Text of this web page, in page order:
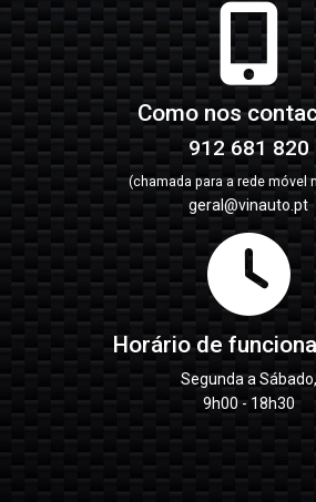
Como nos
912 681 820
(chamada para a rede móvel
geral@vinauto.pt
Horário de
Segunda a Sábado,
9h00 - 18h30